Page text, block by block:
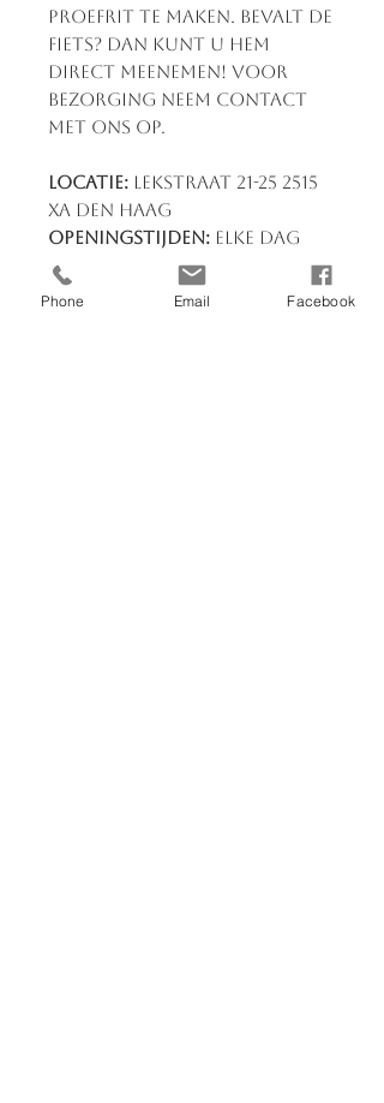
proefrit te maken. Bevalt de
fiets? Dan kunt u hem
direct meenemen! Voor
bezorging neem contact
met ons op.
Locatie: Lekstraat 21-25 2515
XA Den Haag
Openingstijden: Elke dag
van 09:00 tot 18:00
Heb je vragen?Neem
Phone Email Facebook